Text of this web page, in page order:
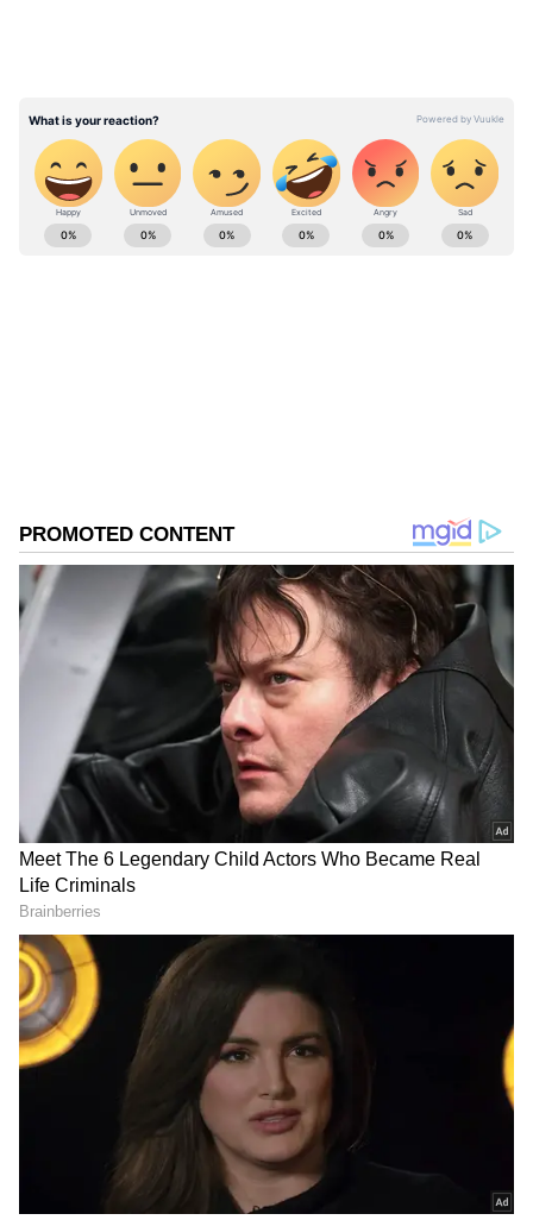
ABOUT THE AUTHOR
DOWNLOAD APP
வணிகம்
வங்கிகள்(Banking News), நிதி, இந்திய
பொருளாதாரம் , உலக சந்தை, பங்கு
சந்தை, முதலீடு உள்ளிட்ட பல்வேறு
தகவல்கள் மற்றும் சமீபத்திய நிதி
செய்திகள் அனைத்தையும் ஏஷ்யாநெட்
தமிழ் நியூஸில் படிக்கலாம்.